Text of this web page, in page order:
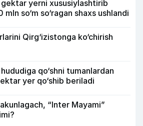
yerni xususiylashtirib
so‘m so‘ragan shaxs ushlandi
Qirg‘izistonga ko‘chirish
qo‘shni tumanlardan
yer qo‘shib beriladi
“Inter Mayami”